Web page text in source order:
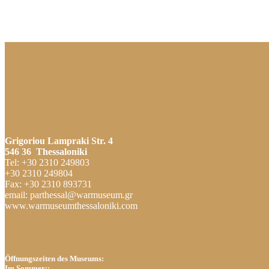
Grigoriou Lampraki Str. 4
546 36 Thessaloniki
Tel: +30 2310 249803
+30 2310 249804
Fax: +30 2310 893731
email: parthessal@warmuseum.gr
www.warmuseumthessaloniki.com
Öffnungszeiten des Museums: